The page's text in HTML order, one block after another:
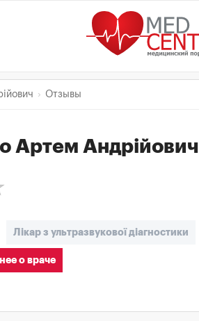
Отзывы
Артем Андрійович
Лікар з ультразвукової діагностики
о враче